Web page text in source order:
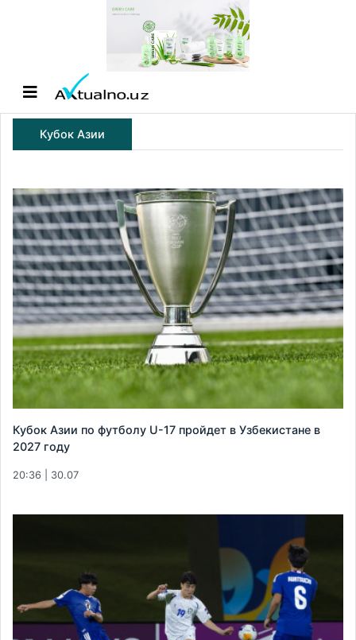
Кубок Азии
Кубок Азии по футболу U-17 пройдет в Узбекистане в
2027 году
20:36 | 30.07